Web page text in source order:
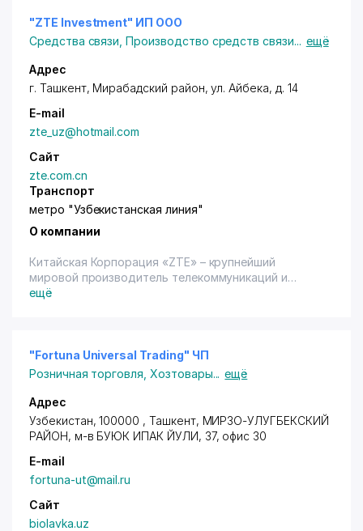
-3G антенны
-CDMA антенны
-WIFI антенны
"ZTE Investment" ИП ООО
Средства связи ,Производство средств связи... ещё
Адрес
г. Ташкент, Мирабадский район,ул. Айбека, д. 14
E-mail
zte_uz@hotmail.com
Сайт
zte.com.cn
Транспорт
метро "Узбекистанская линия"
О компании
Китайская Корпорация «ZTE» – крупнейший
мировой производитель телекоммуникаций и
оборудования. Поставщик следующих видов
видеоконференцсвязи, PCS, интеллектуальной сети
и т.д. Корпорации ZTE обеспечивает решения для
любых телекоммуникационных сетей,
разрабатывает проекты «под ключ», включая сети
национального стандарта.
ещё
"Fortuna Universal Trading" ЧП
Розничная торговля ,Хозтовары... ещё
Адрес
Узбекистан, 100000 , Ташкент, МИРЗО-УЛУГБЕКСКИЙ
РАЙОН, м-в БУЮК ИПАК ЙУЛИ, 37, офис 30
E-mail
fortuna-ut@mail.ru
Сайт
biolavka.uz